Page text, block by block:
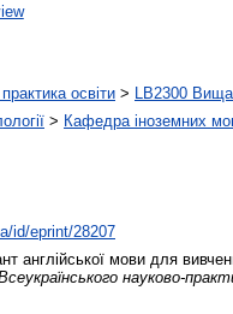
освіти > LB2300 Вища
> Кафедра іноземних
id/eprint/28207
англійської мови для
науково-